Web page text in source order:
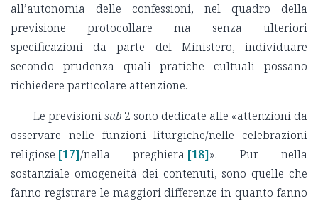
all’autonomia delle confessioni, nel quadro della
previsione protocollare ma senza ulteriori
specificazioni da parte del Ministero, individuare
secondo prudenza quali pratiche cultuali possano
richiedere particolare attenzione.
Le previsionisub 2 sono dedicate alle «attenzioni da
osservare nelle funzioni liturgiche/nelle celebrazioni
religiose [17]/nella preghiera [18]». Pur nella
sostanziale omogeneità dei contenuti, sono quelle che
fanno registrare le maggiori differenze in quanto fanno